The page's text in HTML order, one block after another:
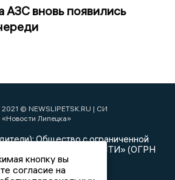
АЗС вновь появились
2021 © NEWSLIPETSK.RU | СИ
«Новости Липецка»
Общество с ограниченной
«РЕГИОНАЛЬНЫЕ НОВОСТИ» (ОГРН
кнопку вы
согласие на